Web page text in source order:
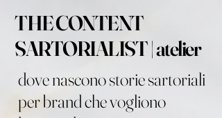
THE CONTENT
SARTORIALIST | atelier
dove nascono storie sartoriali
per brand che vogliono